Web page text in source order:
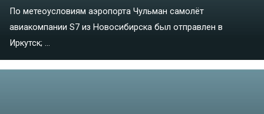
По метеоусловиям аэропорта Чульман самолёт
авиакомпании S7 из Новосибирска был отправлен в
Иркутск; ...